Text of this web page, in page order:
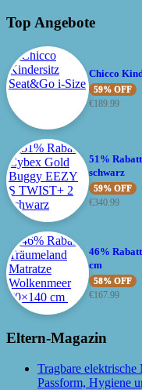
Top Angebote
Chicco
59% OFF
€189.99
51%
schwarz
59% OFF
€340.99
46%
cm
58% OFF
€167.99
Eltern-Magazin
Tragbare
Passform, Hygiene